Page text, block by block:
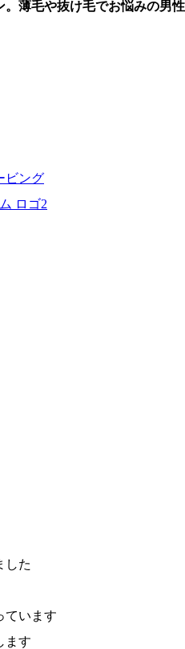
。薄毛や抜け毛でお悩みの男性
ビング
した
ています
ます